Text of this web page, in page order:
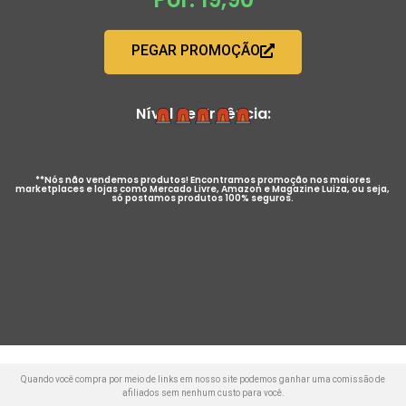
PEGAR PROMOÇÃO
Nível de Urgência:
**Nós não vendemos produtos! Encontramos promoção nos maiores
marketplaces e lojas como Mercado Livre, Amazon e Magazine Luiza, ou seja,
só postamos produtos 100% seguros.
Quando você compra por meio de links em nosso site podemos ganhar uma comissão de
afiliados sem nenhum custo para você.